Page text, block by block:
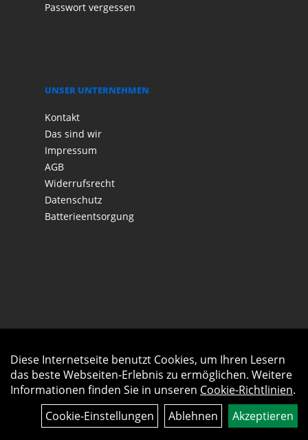
Passwort vergessen
UNSER UNTERNEHMEN
Kontakt
Das sind wir
Impressum
AGB
Widerrufsrecht
Datenschutz
Batterieentsorgung
Diese Internetseite benutzt Cookies, um Ihren Lesern
das beste Webseiten-Erlebnis zu ermöglichen. Weitere
Informationen finden Sie in unseren Cookie-Richtlinien.
Cookie-Einstellungen
Ablehnen Akzeptieren
Auftrag widerrufen